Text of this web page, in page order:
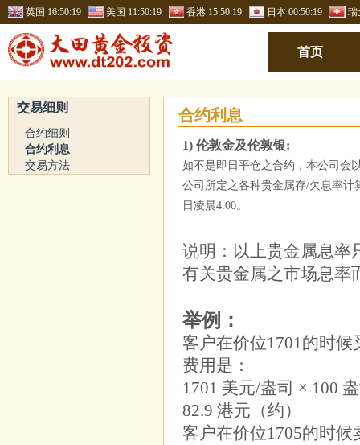
英国 16:50:19 美国 11:50:19 香港 15:50:19 日本 00:50:19
首页
交易细则
合约细则
合约利息
交易方法
合约利息
1) 伦敦金及伦敦银:
如不是即日平仓之合约，本公司会
公司所定之各种贵金属存/欠息率计
日凌晨4:00。
说明：以上贵金属息率
有关贵金属之市场息率
举例：
客户在价位1701的时
费用是：
1701 美元/盎司 × 100
82.9 港元（约）
客户在价位1705的时